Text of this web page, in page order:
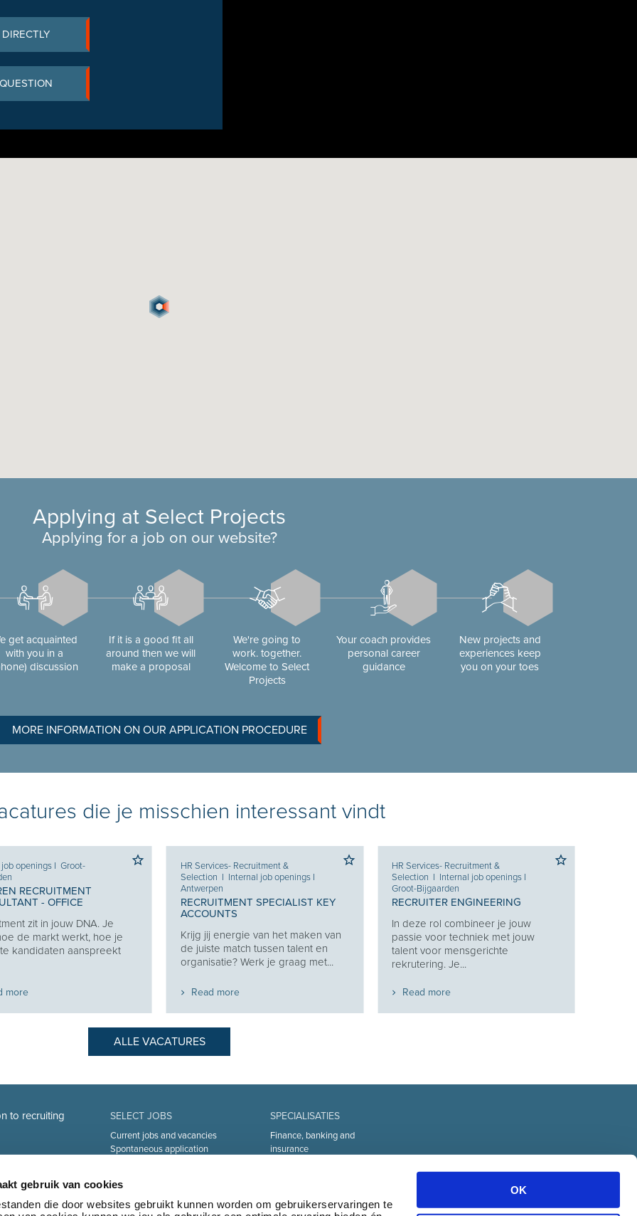
gebruik van cookies
die door websites gebruikt kunnen worden om gebruikerservaringen te
OK
Applying at Select Projects
Applying for a job on our website?
get acquainted
with you in a
discussion
If it is a good fit all
around then we will
make a proposal
We're going to
work. together.
Welcome to Select
Projects
Your coach provides
personal career
guidance
New projects and
experiences keep
you on your toes
MORE INFORMATION ON OUR APPLICATION PROCEDURE
die je misschien interessant vindt
openings I Groot-
RECRUITMENT
- OFFICE
zit in jouw DNA. Je
de markt werkt, hoe je
kandidaten aanspreekt
more
HR Services- Recruitment &
Selection I Internal job openings I
Antwerpen
RECRUITMENT SPECIALIST KEY
ACCOUNTS
Krijg jij energie van het maken van
de juiste match tussen talent en
organisatie? Werk je graag met...
Read more
HR Services- Recruitment &
Selection I Internal job openings I
Groot-Bijgaarden
RECRUITER ENGINEERING
In deze rol combineer je jouw
passie voor techniek met jouw
talent voor mensgerichte
rekrutering. Je...
Read more
ALLE VACATURES
to recruiting
SELECT JOBS
Current jobs and vacancies
Spontaneous application
SPECIALISATIES
Finance, banking and
insurance
Medical